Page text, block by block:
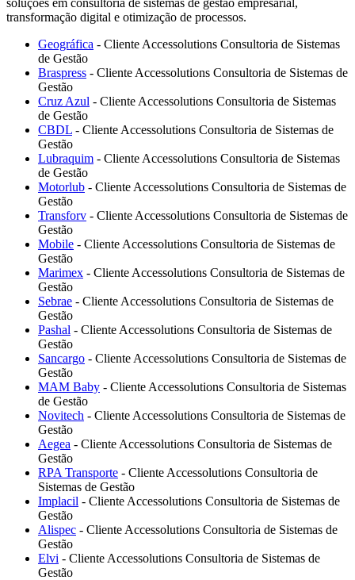
transformação digital e otimização de processos.
Geográfica - Cliente Accessolutions Consultoria de Sistemas
de Gestão
Braspress - Cliente Accessolutions Consultoria de Sistemas de
Gestão
Cruz Azul - Cliente Accessolutions Consultoria de Sistemas
de Gestão
CBDL - Cliente Accessolutions Consultoria de Sistemas de
Gestão
Lubraquim - Cliente Accessolutions Consultoria de Sistemas
de Gestão
Motorlub - Cliente Accessolutions Consultoria de Sistemas de
Gestão
Transforv - Cliente Accessolutions Consultoria de Sistemas de
Gestão
Mobile - Cliente Accessolutions Consultoria de Sistemas de
Gestão
Marimex - Cliente Accessolutions Consultoria de Sistemas de
Gestão
Sebrae - Cliente Accessolutions Consultoria de Sistemas de
Gestão
Pashal - Cliente Accessolutions Consultoria de Sistemas de
Gestão
Sancargo - Cliente Accessolutions Consultoria de Sistemas de
Gestão
MAM Baby - Cliente Accessolutions Consultoria de Sistemas
de Gestão
Novitech - Cliente Accessolutions Consultoria de Sistemas de
Gestão
Aegea - Cliente Accessolutions Consultoria de Sistemas de
Gestão
RPA Transporte - Cliente Accessolutions Consultoria de
Sistemas de Gestão
Implacil - Cliente Accessolutions Consultoria de Sistemas de
Gestão
Alispec - Cliente Accessolutions Consultoria de Sistemas de
Gestão
Elvi - Cliente Accessolutions Consultoria de Sistemas de
Gestão